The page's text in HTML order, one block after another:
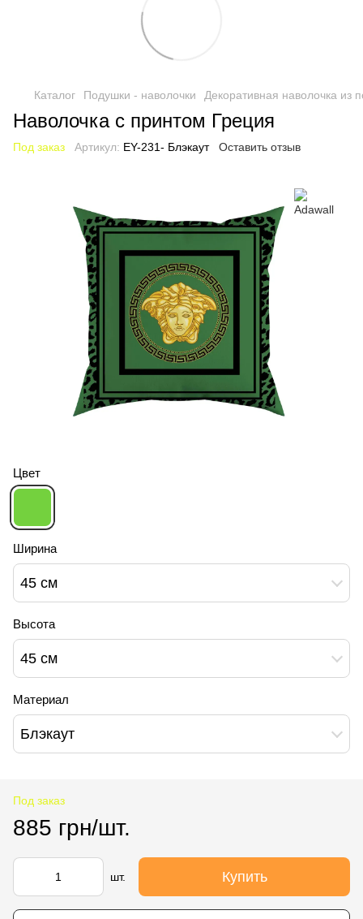
Каталог Подушки - наволочки Декоративная наволочка из
Наволочка с принтом Греция
Под заказ Артикул: EY-231- Блэкаут Оставить отзыв
Цвет
Ширина
45 см
Высота
45 см
Материал
Блэкаут
Под заказ
885 грн/шт.
шт. Купить